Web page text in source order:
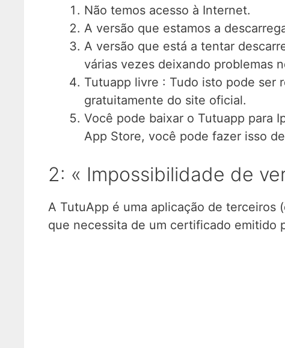
Não temos acesso à Internet.
A versão que estamos a
A versão que está a tentar
várias vezes deixando problemas
Tutuapp livre : Tudo isto pode ser
gratuitamente do site oficial.
Você pode baixar o Tutuapp para
App Store, você pode fazer isso
2: « Impossibilidade de
A TutuApp é uma aplicação de terceiros
que necessita de um certificado emitido